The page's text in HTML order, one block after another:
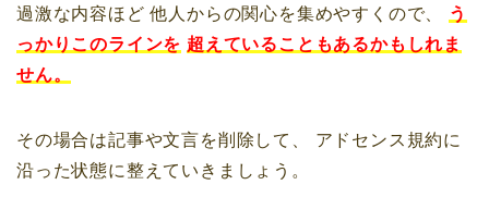
過激な内容ほど 他人からの関心を集めやすくので、
う
っかりこのラインを 超えていることもあるかもしれま
せん。
その場合は記事や文言を削除して、
アドセンス規約に
沿った状態に整えていきましょう。